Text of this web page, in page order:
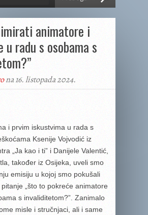
animatore i
u radu s osobama s
na 16. listopada 2024.
i prvim iskustvima u rada s
Ksenije Vojvodić iz
„Ja kao i ti” i Danijele Valentić,
također iz Osijeka, uveli smo
emisiju u kojoj smo pokušali
„što to pokreće animatore
s invaliditetom?”. Zanimalo
misle i stručnjaci, ali i same